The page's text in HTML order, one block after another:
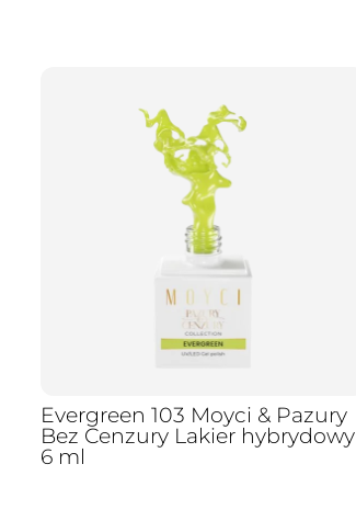
Evergreen 103 Moyci & Pazury
Bez Cenzury Lakier hybrydowy
6 ml